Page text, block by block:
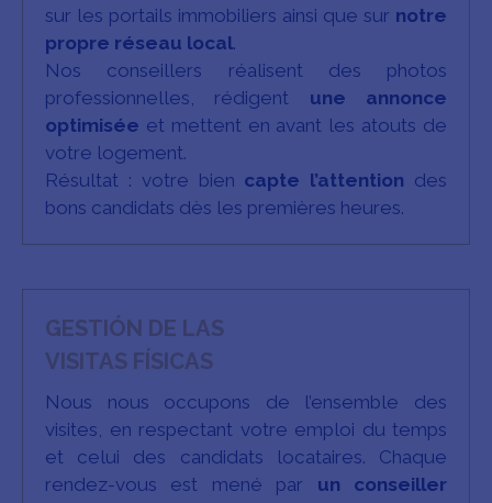
sur les portails immobiliers ainsi que sur notre
propre réseau local.
Nos conseillers réalisent des photos
professionnelles, rédigent une annonce
optimisée et mettent en avant les atouts de
votre logement.
Résultat : votre bien capte l’attention des
bons candidats dès les premières heures.
GESTIÓN DE LAS
VISITAS FÍSICAS
Nous nous occupons de l’ensemble des
visites, en respectant votre emploi du temps
et celui des candidats locataires. Chaque
rendez-vous est mené par un conseiller